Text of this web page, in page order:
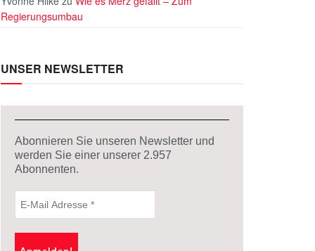
Regierungsumbau
UNSER NEWSLETTER
Abonnieren Sie unseren Newsletter und
werden Sie einer unserer 2.957
Abonnenten.